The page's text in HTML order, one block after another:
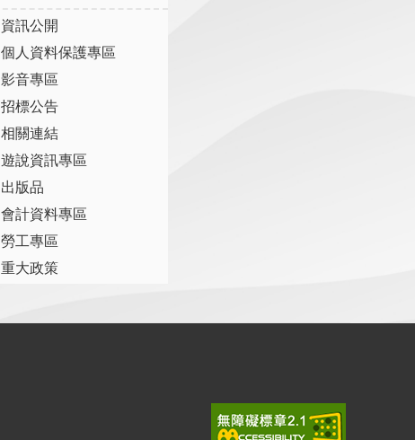
資訊公開
個人資料保護專區
影音專區
招標公告
相關連結
遊說資訊專區
出版品
會計資料專區
勞工專區
重大政策